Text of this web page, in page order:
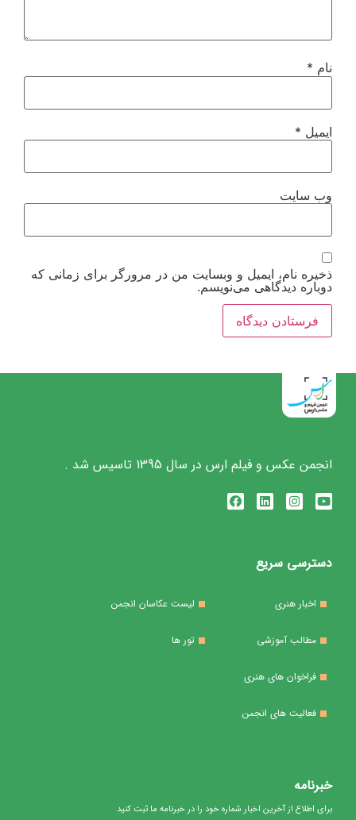
نام *
ایمیل *
وب‌ سایت
ذخیره نام، ایمیل و وبسایت من در مرورگر برای زمانی که
دوباره دیدگاهی می‌نویسم.
انجمن عکس و فیلم ارس در سال 1395 تاسیس شد .
دسترسی سریع
اخبار هنری
مطالب آموزشی
فراخوان های هنری
فعالیت های انجمن
لیست عکاسان انجمن
تور ها
خبرنامه
برای اطلاع از آخرین اخبار شماره خود را در خبرنامه ما ثبت کنید